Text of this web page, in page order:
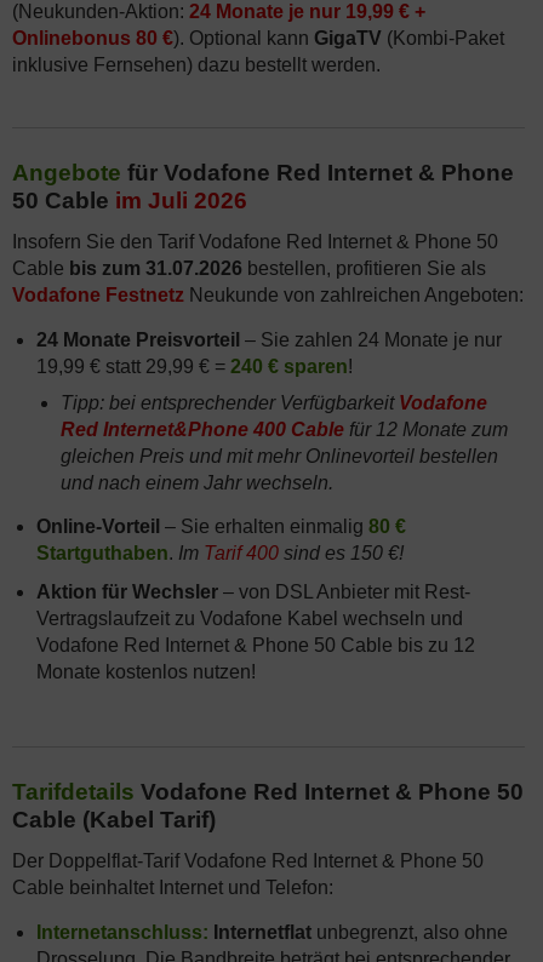
(Neukunden-Aktion: 24 Monate je nur 19,99 € +
Onlinebonus 80 €). Optional kann GigaTV (Kombi-Paket
inklusive Fernsehen) dazu bestellt werden.
Angebote für Vodafone Red Internet & Phone
50 Cable im Juli 2026
Insofern Sie den Tarif Vodafone Red Internet & Phone 50
Cable bis zum 31.07.2026 bestellen, profitieren Sie als
Vodafone Festnetz Neukunde von zahlreichen Angeboten:
24 Monate Preisvorteil – Sie zahlen 24 Monate je nur
19,99 € statt 29,99 € = 240 € sparen!
Tipp: bei entsprechender Verfügbarkeit Vodafone
Red Internet&Phone 400 Cable für 12 Monate zum
gleichen Preis und mit mehr Onlinevorteil bestellen
und nach einem Jahr wechseln.
Online-Vorteil – Sie erhalten einmalig 80 €
Startguthaben. Im Tarif 400 sind es 150 €!
Aktion für Wechsler – von DSL Anbieter mit Rest-
Vertragslaufzeit zu Vodafone Kabel wechseln und
Vodafone Red Internet & Phone 50 Cable bis zu 12
Monate kostenlos nutzen!
Tarifdetails Vodafone Red Internet & Phone 50
Cable (Kabel Tarif)
Der Doppelflat-Tarif Vodafone Red Internet & Phone 50
Cable beinhaltet Internet und Telefon:
Internetanschluss: Internetflat unbegrenzt, also ohne